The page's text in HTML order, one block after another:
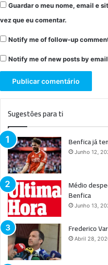
Guardar o meu nome, email e
vez que eu comentar.
Notify me of follow-up
Notify me of new posts by
Sugestões para ti
Benfica já
Junho 12,
Médio
Benfica
Junho 13,
Frederico
Abril 28,